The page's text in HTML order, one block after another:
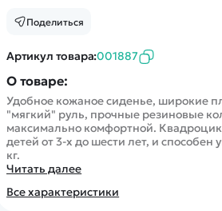
Поделиться
Артикул товара:001887
О товаре:
Удобное кожаное сиденье, широкие
"мягкий" руль, прочные резиновые
максимально комфортной.
детей от 3-х до шести лет, и способен
кг.
Читать далее
Все характеристики
Квадрокоптеры
Машинки
Танки
Вертолеты
Катера
Роботы
Информация
Оптовые продажи
Блог
Статьи про беспилотники
Обзор квадрокоптеров
Покупателю
Контакты